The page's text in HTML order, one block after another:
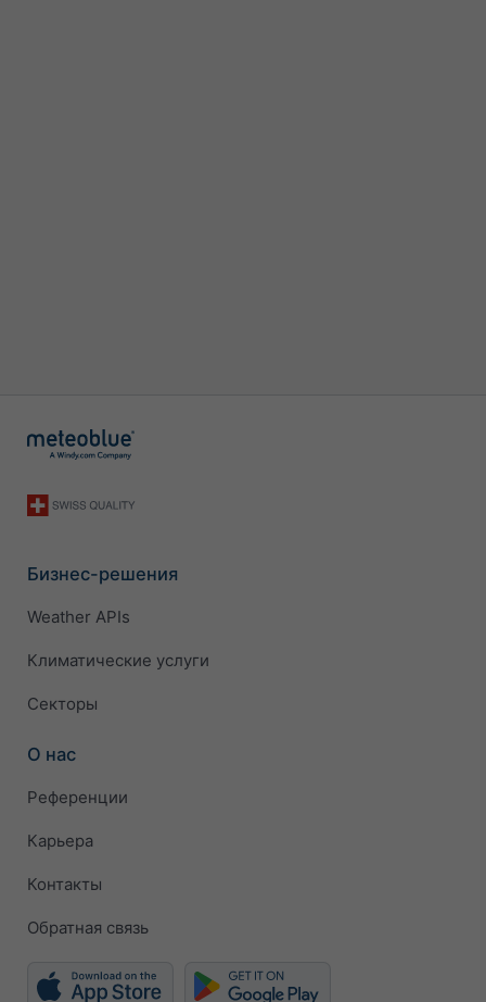
Бизнес-решения
Weather APIs
Климатические услуги
Секторы
О нас
Референции
Карьера
Контакты
Обратная связь